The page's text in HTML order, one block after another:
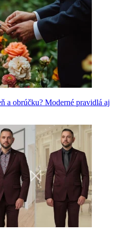
a obrúčku? Moderné pravidlá aj